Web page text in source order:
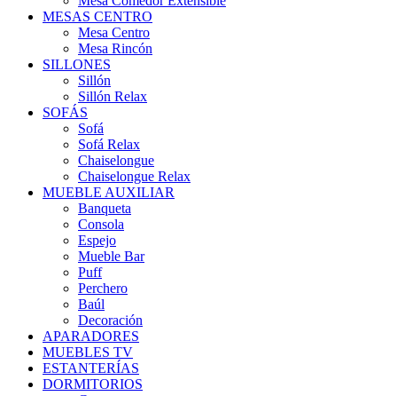
MESAS CENTRO
Mesa Centro
Mesa Rincón
SILLONES
Sillón
Sillón Relax
SOFÁS
Sofá
Sofá Relax
Chaiselongue
Chaiselongue Relax
MUEBLE AUXILIAR
Banqueta
Consola
Espejo
Mueble Bar
Puff
Perchero
Baúl
Decoración
APARADORES
MUEBLES TV
ESTANTERÍAS
DORMITORIOS